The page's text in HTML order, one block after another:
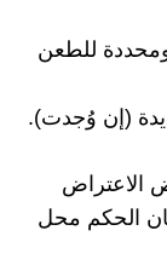
للطعن
(إن وُجدت).
الاعتراض
الحكم محل